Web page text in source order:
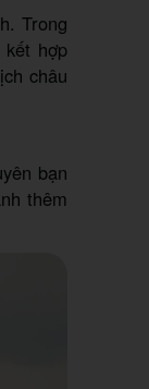
Trong
hợp
châu
bạn
thêm